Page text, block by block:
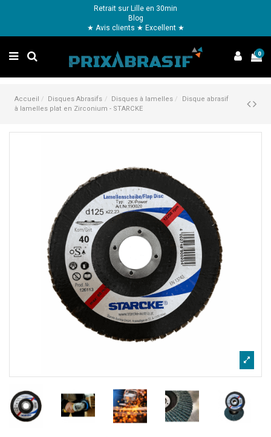
Retrait sur Lille en 30min
Blog
★ Avis clients ★ Excellent ★
0
Accueil Disques Abrasifs Disques à lamelles
Disque abrasif
à lamelles plat en Zirconium - STARCKE